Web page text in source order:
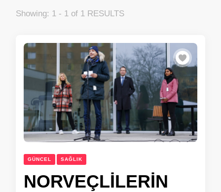
Showing: 1 - 1 of 1 RESULTS
GÜNCEL SAĞLIK
NORVEÇLİLERİN